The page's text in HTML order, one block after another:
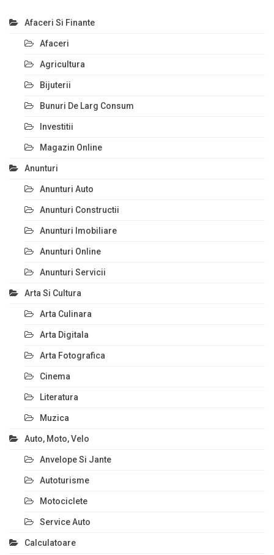
Afaceri Si Finante
Afaceri
Agricultura
Bijuterii
Bunuri De Larg Consum
Investitii
Magazin Online
Anunturi
Anunturi Auto
Anunturi Constructii
Anunturi Imobiliare
Anunturi Online
Anunturi Servicii
Arta Si Cultura
Arta Culinara
Arta Digitala
Arta Fotografica
Cinema
Literatura
Muzica
Auto, Moto, Velo
Anvelope Si Jante
Autoturisme
Motociclete
Service Auto
Calculatoare